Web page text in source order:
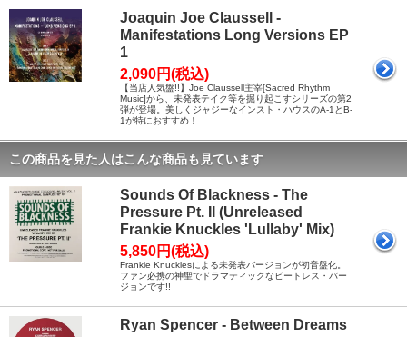
Joaquin Joe Claussell -
Manifestations Long Versions EP
1
2,090円(税込)
【当店人気盤!!】Joe Claussell主宰[Sacred Rhythm
Music]から、未発表テイク等を掘り起こすシリーズの第2
弾が登場。美しくジャジーなインスト・ハウスのA-1とB-
1が特におすすめ！
この商品を見た人はこんな商品も見ています
Sounds Of Blackness - The
Pressure Pt. II (Unreleased
Frankie Knuckles 'Lullaby' Mix)
5,850円(税込)
Frankie Knucklesによる未発表バージョンが初音盤化。
ファン必携の神聖でドラマティックなビートレス・バー
ジョンです!!
Ryan Spencer - Between Dreams